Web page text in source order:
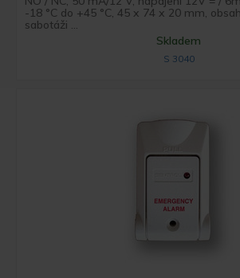
-18 °C do +45 °C, 45 x 74 x 20 mm,
sabotáži ...
Skladem
S 3040